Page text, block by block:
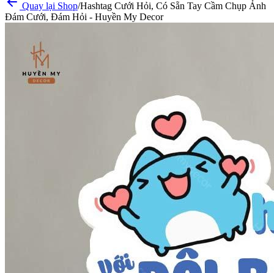
Quay lại Shop/Hashtag Cưới Hỏi, Có Sẵn Tay Cầm Chụp Ảnh
Đám Cưới, Đám Hỏi - Huyền My Decor